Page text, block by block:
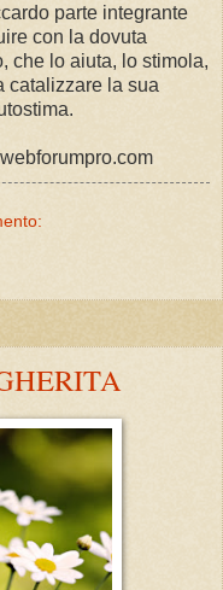
parte integrante
con la dovuta
che lo aiuta, lo stimola,
catalizzare la sua